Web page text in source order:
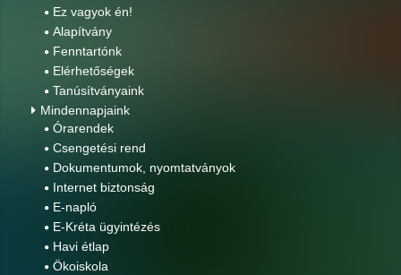
Ez vagyok én!
Alapítvány
Fenntartónk
Elérhetőségek
Tanúsítványaink
Mindennapjaink
Órarendek
Csengetési rend
Dokumentumok, nyomtatványok
Internet biztonság
E-napló
E-Kréta ügyintézés
Havi étlap
Ökoiskola